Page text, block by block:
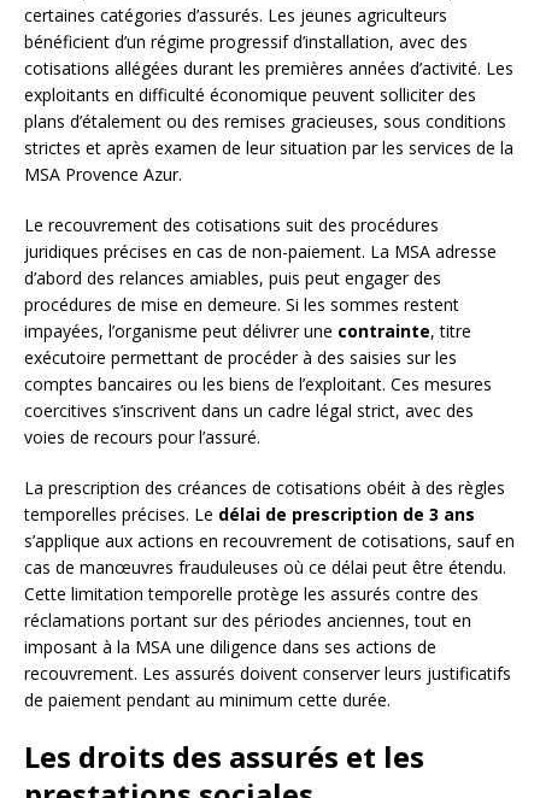
certaines catégories d’assurés. Les jeunes agriculteurs
bénéficient d’un régime progressif d’installation, avec des
cotisations allégées durant les premières années d’activité. Les
exploitants en difficulté économique peuvent solliciter des
plans d’étalement ou des remises gracieuses, sous conditions
strictes et après examen de leur situation par les services de la
MSA Provence Azur.
Le recouvrement des cotisations suit des procédures
juridiques précises en cas de non-paiement. La MSA adresse
d’abord des relances amiables, puis peut engager des
procédures de mise en demeure. Si les sommes restent
impayées, l’organisme peut délivrer une contrainte, titre
exécutoire permettant de procéder à des saisies sur les
comptes bancaires ou les biens de l’exploitant. Ces mesures
coercitives s’inscrivent dans un cadre légal strict, avec des
voies de recours pour l’assuré.
La prescription des créances de cotisations obéit à des règles
temporelles précises. Le délai de prescription de 3 ans
s’applique aux actions en recouvrement de cotisations, sauf en
cas de manœuvres frauduleuses où ce délai peut être étendu.
Cette limitation temporelle protège les assurés contre des
réclamations portant sur des périodes anciennes, tout en
imposant à la MSA une diligence dans ses actions de
recouvrement. Les assurés doivent conserver leurs justificatifs
de paiement pendant au minimum cette durée.
Les droits des assurés et les